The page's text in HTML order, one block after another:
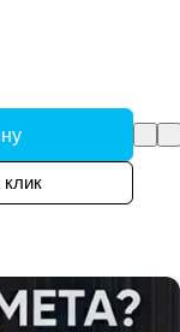
клик